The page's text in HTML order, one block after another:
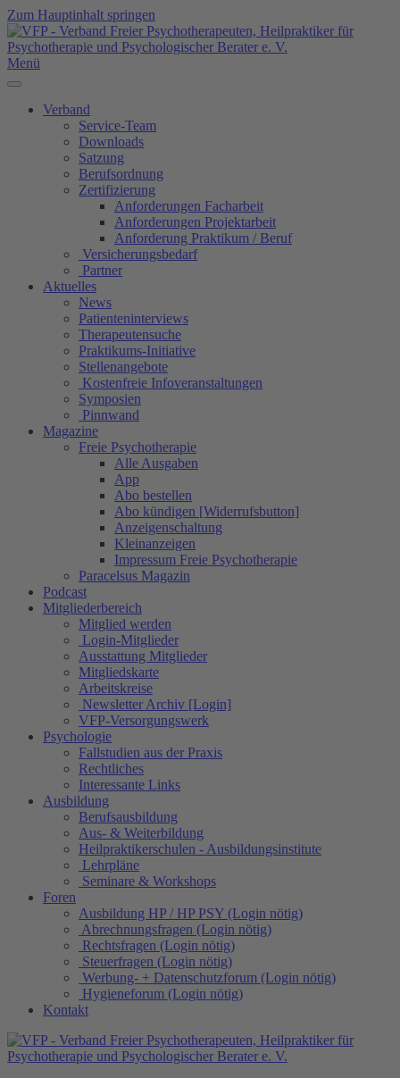
Zum Hauptinhalt springen
Menü
Verband
Service-Team
Downloads
Satzung
Berufsordnung
Zertifizierung
Anforderungen Facharbeit
Anforderungen Projektarbeit
Anforderung Praktikum / Beruf
Versicherungsbedarf
Partner
Aktuelles
News
Patienteninterviews
Therapeutensuche
Praktikums-Initiative
Stellenangebote
Kostenfreie Infoveranstaltungen
Symposien
Pinnwand
Magazine
Freie Psychotherapie
Alle Ausgaben
App
Abo bestellen
Abo kündigen [Widerrufsbutton]
Anzeigenschaltung
Kleinanzeigen
Impressum Freie Psychotherapie
Paracelsus Magazin
Podcast
Mitgliederbereich
Mitglied werden
Login-Mitglieder
Ausstattung Mitglieder
Mitgliedskarte
Arbeitskreise
Newsletter Archiv [Login]
VFP-Versorgungswerk
Psychologie
Fallstudien aus der Praxis
Rechtliches
Interessante Links
Ausbildung
Berufsausbildung
Aus- & Weiterbildung
Heilpraktikerschulen - Ausbildungsinstitute
Lehrpläne
Seminare & Workshops
Foren
Ausbildung HP / HP PSY (Login nötig)
Abrechnungsfragen (Login nötig)
Rechtsfragen (Login nötig)
Steuerfragen (Login nötig)
Werbung- + Datenschutzforum (Login nötig)
Hygieneforum (Login nötig)
Kontakt